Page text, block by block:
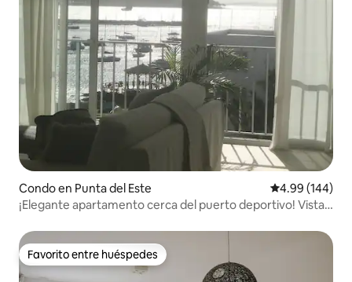
Condo en Punta del Este Calificación
4.99 (144)
¡Elegante apartamento cerca del puerto deportivo! Vistas
Favorito entre huéspedes
Favorito entre huéspedes